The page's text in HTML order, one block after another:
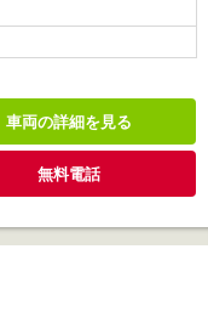
車両の詳細を見る
無料電話